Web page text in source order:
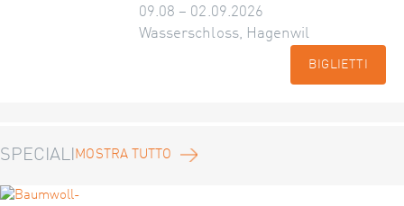
09.08 – 02.09.2026
Wasserschloss, Hagenwil
BIGLIETTI
SPECIALIMOSTRA TUTTO